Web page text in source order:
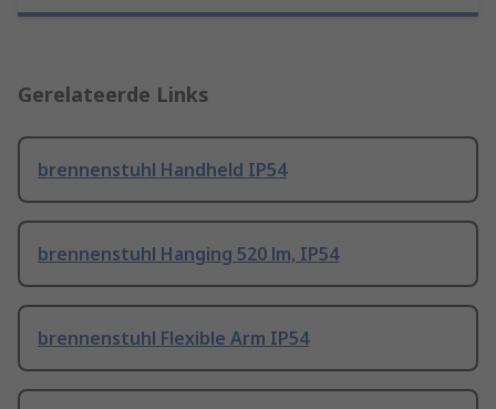
Gerelateerde Links
brennenstuhl Handheld IP54
brennenstuhl Hanging 520 lm, IP54
brennenstuhl Flexible Arm IP54